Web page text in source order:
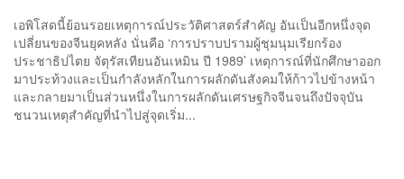
เอพิโสดนี้ย้อนรอยเหตุการณ์ประวัติศาสตร์สำคัญ อันเป็นอีกหนึ่งจุด
เปลี่ยนของจีนยุคหลัง นั่นคือ ‘การปราบปรามผู้ชุมนุมเรียกร้อง
ประชาธิปไตย จัตุรัสเทียนอันเหมิน ปี 1989’ เหตุการณ์ที่นักศึกษาออก
มาประท้วงและเป็นกำลังหลักในการผลักดันสังคมให้ก้าวไปข้างหน้า
และกลายมาเป็นส่วนหนึ่งในการผลักดันเศรษฐกิจจีนจนถึงปัจจุบัน
ชนวนเหตุสำคัญที่นำไปสู่จุดเริ่ม...